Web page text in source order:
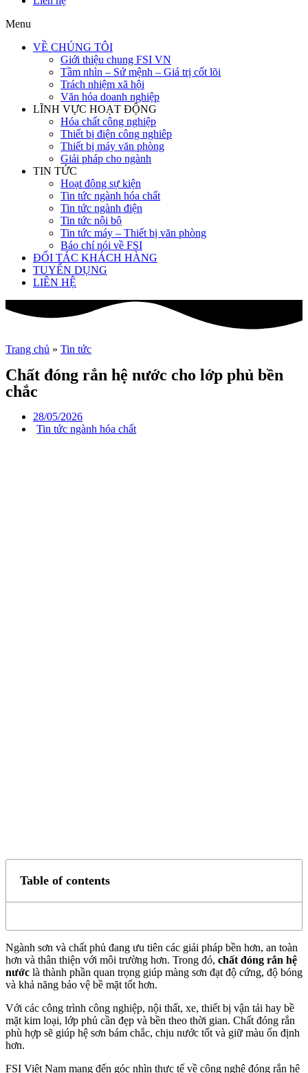
Menu
VỀ CHÚNG TÔI
Giới thiệu chung FSI VN
Tầm nhìn – Sứ mệnh – Giá trị cốt lõi
Trách nhiệm xã hội
Văn hóa doanh nghiệp
LĨNH VỰC HOẠT ĐỘNG
Hóa chất công nghiệp
Thiết bị điện công nghiêp
Thiết bị máy văn phòng
Giải pháp cho ngành
TIN TỨC
Hoạt động sự kiện
Tin tức ngành hóa chất
Tin tức ngành điện
Tin tức nội bộ
Tin tức máy – Thiết bị văn phòng
Báo chí nói về FSI
ĐỐI TÁC KHÁCH HÀNG
TUYỂN DỤNG
LIÊN HỆ
Trang chủ » Tin tức
Chất đóng rắn hệ nước cho lớp phủ bền
chắc
28/05/2026
Tin tức ngành hóa chất
Table of contents
Ngành sơn và chất phủ đang ưu tiên các giải pháp bền hơn, an toàn
hơn và thân thiện với môi trường hơn. Trong đó, chất đóng rắn hệ
nước là thành phần quan trọng giúp màng sơn đạt độ cứng, độ bóng
và khả năng bảo vệ bề mặt tốt hơn.
Với các công trình công nghiệp, nội thất, xe, thiết bị vận tải hay bề
mặt kim loại, lớp phủ cần đẹp và bền theo thời gian. Chất đóng rắn
phù hợp sẽ giúp hệ sơn bám chắc, chịu nước tốt và giữ màu ổn định
hơn.
FSI Việt Nam mang đến góc nhìn thực tế về công nghệ đóng rắn hệ